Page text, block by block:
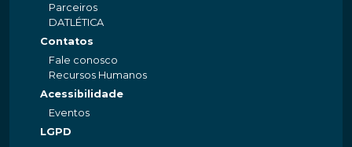
Parceiros
DATLÉTICA
Contatos
Fale conosco
Recursos Humanos
Acessibilidade
Eventos
LGPD